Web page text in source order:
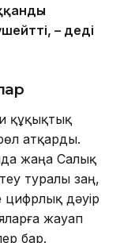
– деді
құқықтық
атқарды.
жаңа Салық
туралы заң,
цифрлық дәуір
жауап
бар.